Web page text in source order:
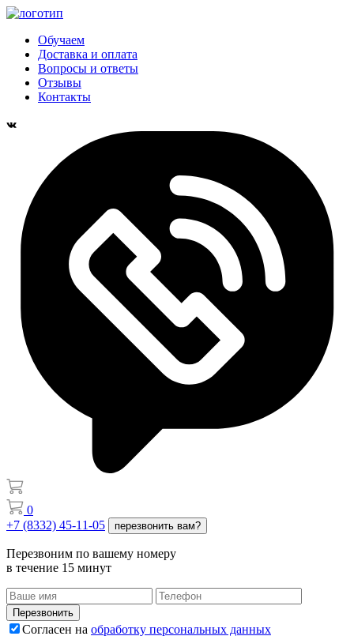
Обучаем
Доставка и оплата
Вопросы и ответы
Отзывы
Контакты
0
+7 (8332) 45-11-05
перезвонить вам?
Перезвоним по вашему номеру
в течение 15 минут
Перезвонить
Согласен на обработку персональных данных